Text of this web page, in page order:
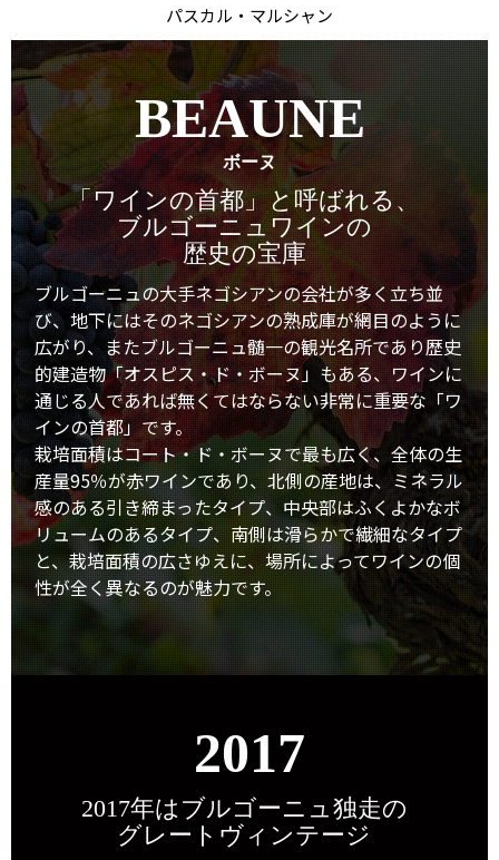
パスカル・マルシャン
BEAUNE
ボーヌ
「ワインの首都」と呼ばれる、
ブルゴーニュワインの
歴史の宝庫
ブルゴーニュの大手ネゴシアンの会社が多く立ち並
び、地下にはそのネゴシアンの熟成庫が網目のように
広がり、またブルゴーニュ髄一の観光名所であり歴史
的建造物「オスピス・ド・ボーヌ」もある、ワインに
通じる人であれば無くてはならない非常に重要な「ワ
インの首都」です。
栽培面積はコート・ド・ボーヌで最も広く、全体の生
産量95％が赤ワインであり、北側の産地は、ミネラル
感のある引き締まったタイプ、中央部はふくよかなボ
リュームのあるタイプ、南側は滑らかで繊細なタイプ
と、栽培面積の広さゆえに、場所によってワインの個
性が全く異なるのが魅力です。
2017
2017年はブルゴーニュ独走の
グレートヴィンテージ